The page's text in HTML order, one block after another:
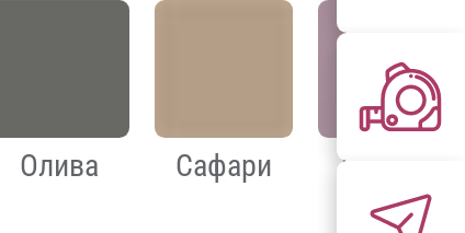
Олива Сафари Сирень